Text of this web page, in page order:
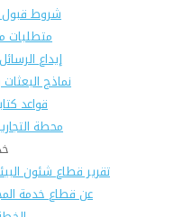
شروط قبول
متطلبات
إيداع
نماذج
قواعد
محطة
تقرير قطاع شئون
عن قطاع خدمة